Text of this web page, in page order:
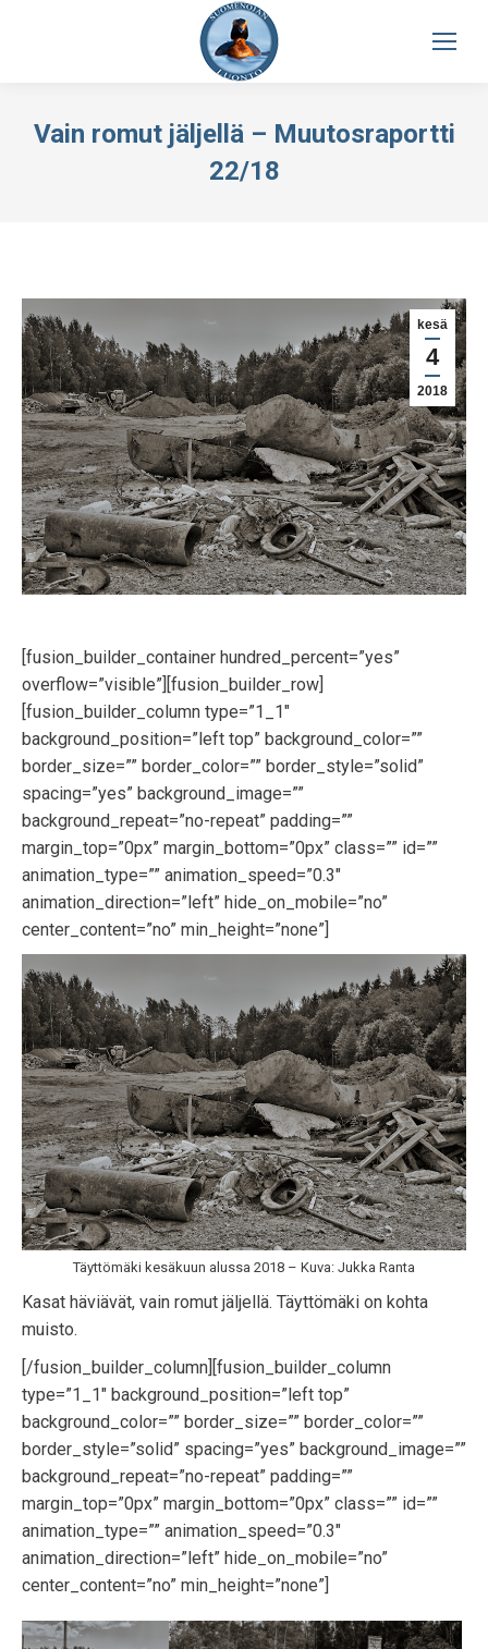
Vain romut jäljellä – Muutosraportti
22/18
kesä
4
2018
[fusion_builder_container hundred_percent=”yes”
overflow=”visible”][fusion_builder_row]
[fusion_builder_column type=”1_1″
background_position=”left top” background_color=””
border_size=”” border_color=”” border_style=”solid”
spacing=”yes” background_image=””
background_repeat=”no-repeat” padding=””
margin_top=”0px” margin_bottom=”0px” class=”” id=””
animation_type=”” animation_speed=”0.3″
animation_direction=”left” hide_on_mobile=”no”
center_content=”no” min_height=”none”]
Täyttömäki kesäkuun alussa 2018 – Kuva: Jukka Ranta
Kasat häviävät, vain romut jäljellä. Täyttömäki on kohta
muisto.
[/fusion_builder_column][fusion_builder_column
type=”1_1″ background_position=”left top”
background_color=”” border_size=”” border_color=””
border_style=”solid” spacing=”yes” background_image=””
background_repeat=”no-repeat” padding=””
margin_top=”0px” margin_bottom=”0px” class=”” id=””
animation_type=”” animation_speed=”0.3″
animation_direction=”left” hide_on_mobile=”no”
center_content=”no” min_height=”none”]